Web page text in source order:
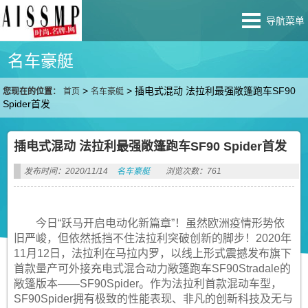
导航菜单
名车豪艇
您现在的位置： 首页 >名车豪艇 >插电式混动 法拉利最强敞篷跑车SF90
Spider首发
插电式混动 法拉利最强敞篷跑车SF90 Spider首发
发布时间：2020/11/14 名车豪艇 浏览次数：761
今日“跃马开启电动化新篇章”！虽然欧洲疫情形势依
旧严峻，但依然抵挡不住法拉利突破创新的脚步！2020年
11月12日，法拉利在马拉内罗，以线上形式震撼发布旗下
首款量产可外接充电式混合动力敞篷跑车SF90Stradale的
敞篷版本——SF90Spider。作为法拉利首款混动车型，
SF90Spider拥有极致的性能表现、非凡的创新科技及无与